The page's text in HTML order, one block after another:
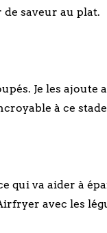
saveur au plat.
Je les ajoute
à ce
qui va aider à
avec les